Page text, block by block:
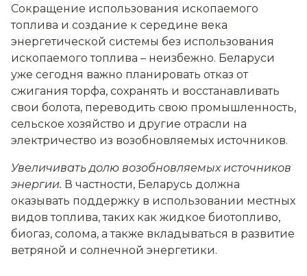
Сокращение использования ископаемого
топлива и создание к середине века
энергетической системы без использования
ископаемого топлива – неизбежно. Беларуси
уже сегодня важно планировать отказ от
сжигания торфа, сохранять и восстанавливать
свои болота, переводить свою промышленность,
сельское хозяйство и другие отрасли на
электричество из возобновляемых источников.
Увеличивать долю возобновляемых источников
энергии. В частности, Беларусь должна
оказывать поддержку в использовании местных
видов топлива, таких как жидкое биотопливо,
биогаз, солома, а также вкладываться в развитие
ветряной и солнечной энергетики.